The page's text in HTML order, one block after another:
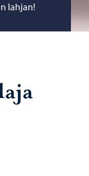
lahjan!